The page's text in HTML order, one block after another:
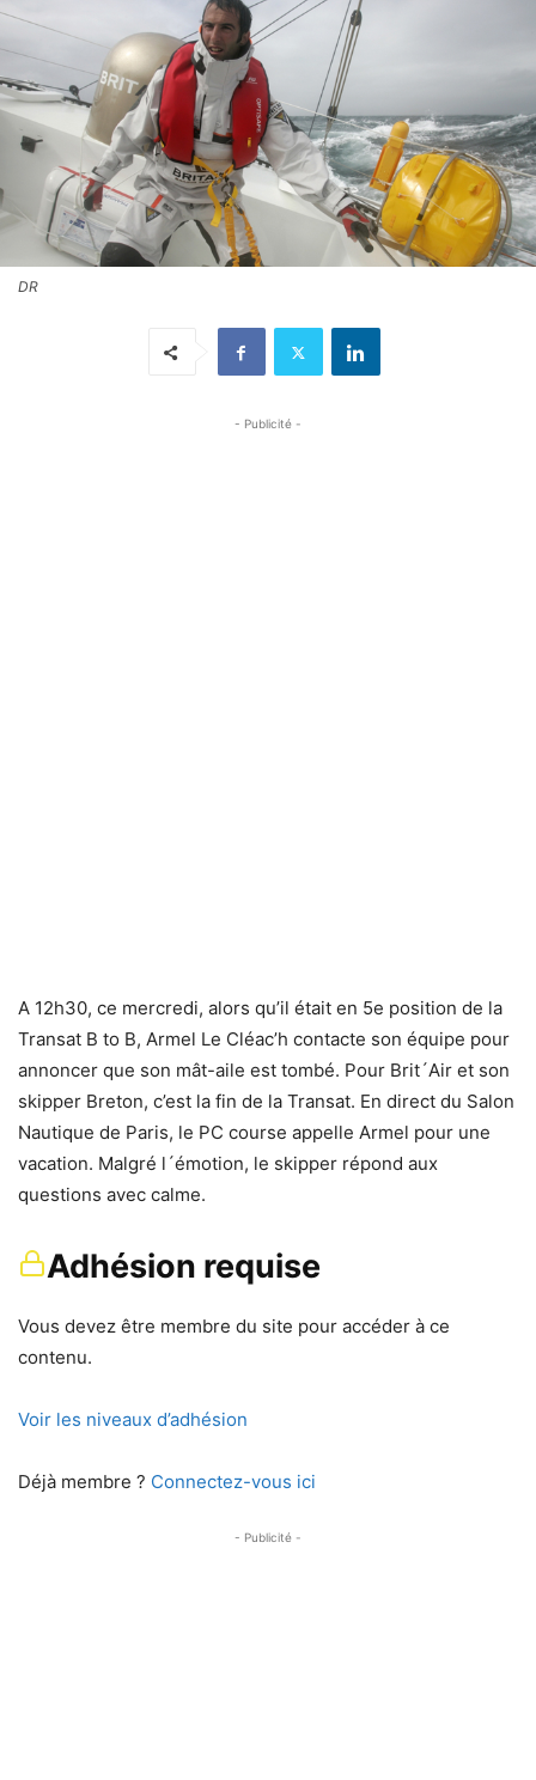
DR
- Publicité -
A 12h30, ce mercredi, alors qu’il était en 5e position de la
Transat B to B, Armel Le Cléac’h contacte son équipe pour
annoncer que son mât-aile est tombé. Pour Brit´Air et son
skipper Breton, c’est la fin de la Transat. En direct du Salon
Nautique de Paris, le PC course appelle Armel pour une
vacation. Malgré l´émotion, le skipper répond aux
questions avec calme.
Adhésion requise
Vous devez être membre du site pour accéder à ce
contenu.
Voir les niveaux d’adhésion
Déjà membre ? Connectez-vous ici
- Publicité -